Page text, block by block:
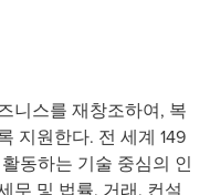
니스를 재창조하여, 복
지원한다. 전 세계 149
동하는 기술 중심의 인